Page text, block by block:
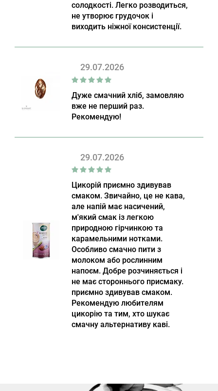
солодкості. Легко розводиться,
не утворює грудочок і
виходить ніжної консистенції.
29.07.2026
Дуже смачний хліб, замовляю
вже не перший раз.
Рекомендую!
29.07.2026
Цикорій приємно здивував
смаком. Звичайно, це не кава,
але напій має насичений,
м'який смак із легкою
природною гірчинкою та
карамельними нотками.
Особливо смачно пити з
молоком або рослинним
напоєм. Добре розчиняється і
не має стороннього присмаку.
приємно здивував смаком.
Рекомендую любителям
цикорію та тим, хто шукає
смачну альтернативу каві.